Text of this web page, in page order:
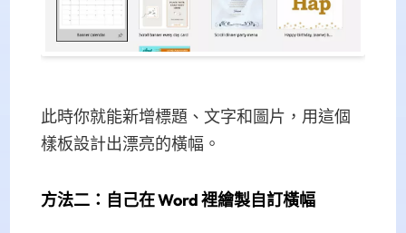
此時你就能新增標題、文字和圖片，用這個
樣板設計出漂亮的橫幅。
方法二：自己在 Word 裡繪製自訂橫幅